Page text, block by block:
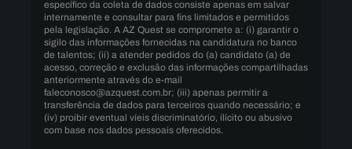
específico da coleta de dados consiste apenas em salvar
internamente e consultar para fins limitados e permitidos
pela legislação. A AZ Quest se compromete a: (i) garantir o
sigilo das informações fornecidas na candidatura no banco
de talentos; (ii) a atender pedidos do (a) candidato (a) de
acesso, correção e exclusão das informações compartilhadas
anteriormente através do e-mail
faleconosco@azquest.com.br; (iii) apenas permitir a
transferência de dados para terceiros quando necessário; e
(iv) proibir eventual víeis discriminatório, ilícito ou abusivo
com base nos dados pessoais oferecidos.